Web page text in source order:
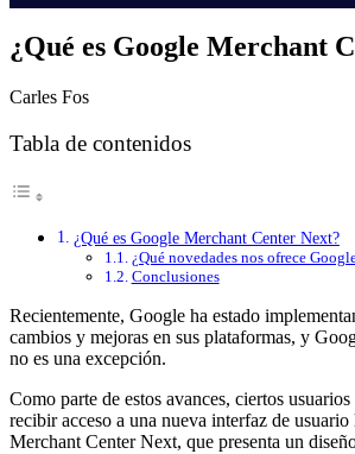
¿Qué es Google Merchant
Carles Fos
Tabla de contenidos
¿Qué es Google Merchant Center Next?
¿Qué novedades nos ofrece
Conclusiones
Recientemente, Google ha estado
cambios y mejoras en sus plataformas, y
no es una excepción.
Como parte de estos avances, ciertos
recibir acceso a una nueva interfaz de
Merchant Center Next, que presenta un